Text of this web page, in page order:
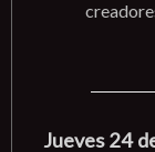
Jueves 24